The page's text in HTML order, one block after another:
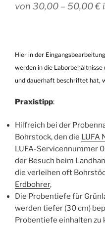
von 30,00 – 50,00 €
Hier in der
werden in die
und dauerhaft beschriftet hat,
Praxistipp:
Hilfreich bei der
Bohrstock, den die LUFA
LUFA-Servicennummer
der Besuch beim
die verleihen oft
Erdbohrer,
Die Probentiefe für
werden tiefer (30 cm)
Probentiefe einhalten zu